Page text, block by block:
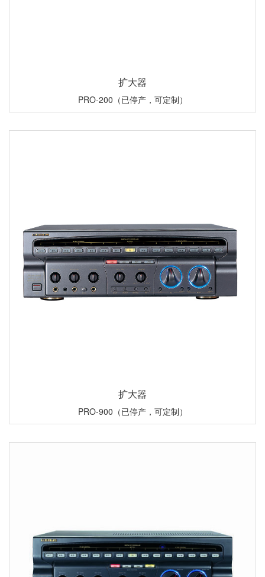
扩大器
PRO-200（已停产，可定制）
扩大器
PRO-900（已停产，可定制）